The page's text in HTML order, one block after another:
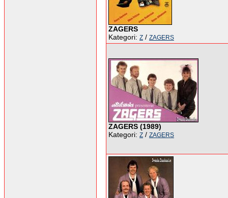
ZAGERS
Kategori: Z / ZAGERS
ZAGERS (1989)
Kategori: Z / ZAGERS